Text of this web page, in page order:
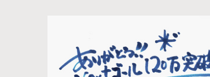
カテゴリーから探す